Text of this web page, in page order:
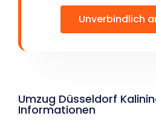
Unverbindlich
Umzug Düsseldorf
Informationen